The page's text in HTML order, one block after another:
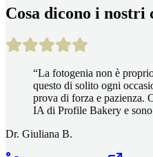
Cosa dicono i nostri
“La fotogenia non è
questo di solito ogni
prova di forza e pazienza.
IA di Profile Bakery e
Dr. Giuliana B.